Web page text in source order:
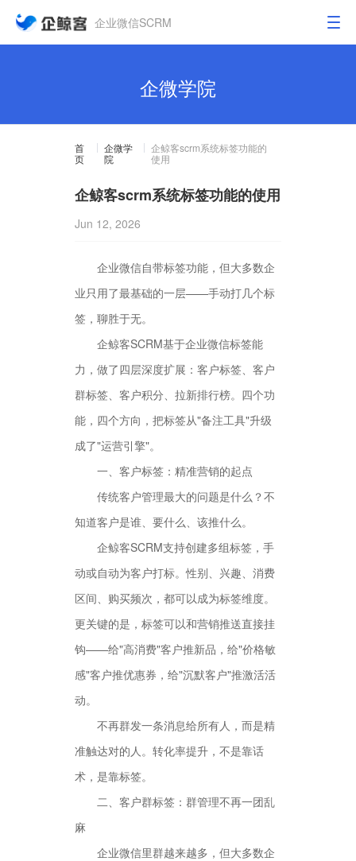
企业微信SCRM
企微学院
首
页
企微学
院
企鲸客scrm系统标签功能的
使用
企鲸客scrm系统标签功能的使用
Jun 12, 2026
企业微信自带标签功能，但大多数企
业只用了最基础的一层——手动打几个标
签，聊胜于无。
企鲸客SCRM基于企业微信标签能
力，做了四层深度扩展：客户标签、客户
群标签、客户积分、拉新排行榜。四个功
能，四个方向，把标签从"备注工具"升级
成了"运营引擎"。
一、客户标签：精准营销的起点
传统客户管理最大的问题是什么？不
知道客户是谁、要什么、该推什么。
企鲸客SCRM支持创建多组标签，手
动或自动为客户打标。性别、兴趣、消费
区间、购买频次，都可以成为标签维度。
更关键的是，标签可以和营销推送直接挂
钩——给"高消费"客户推新品，给"价格敏
感"客户推优惠券，给"沉默客户"推激活活
动。
不再群发一条消息给所有人，而是精
准触达对的人。转化率提升，不是靠话
术，是靠标签。
二、客户群标签：群管理不再一团乱
麻
企业微信里群越来越多，但大多数企